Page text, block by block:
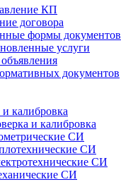
КП
договора
формы документов
услуги
документов
калибровка
и калибровка
СИ
СИ
СИ
СИ